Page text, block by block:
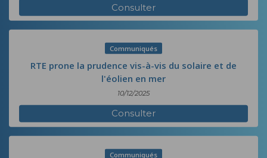
Consulter
Communiqués
RTE prone la prudence vis-à-vis du solaire et de
l'éolien en mer
10/12/2025
Consulter
Communiqués